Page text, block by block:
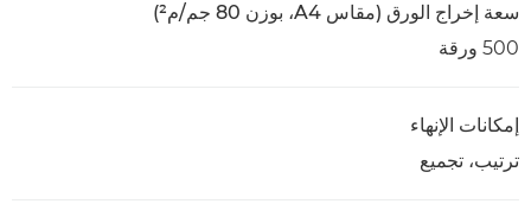
سعة إخراج الورق (مقاس A4، بوزن 80 جم/م²)
500 ورقة
إمكانات الإنهاء
ترتيب، تجميع